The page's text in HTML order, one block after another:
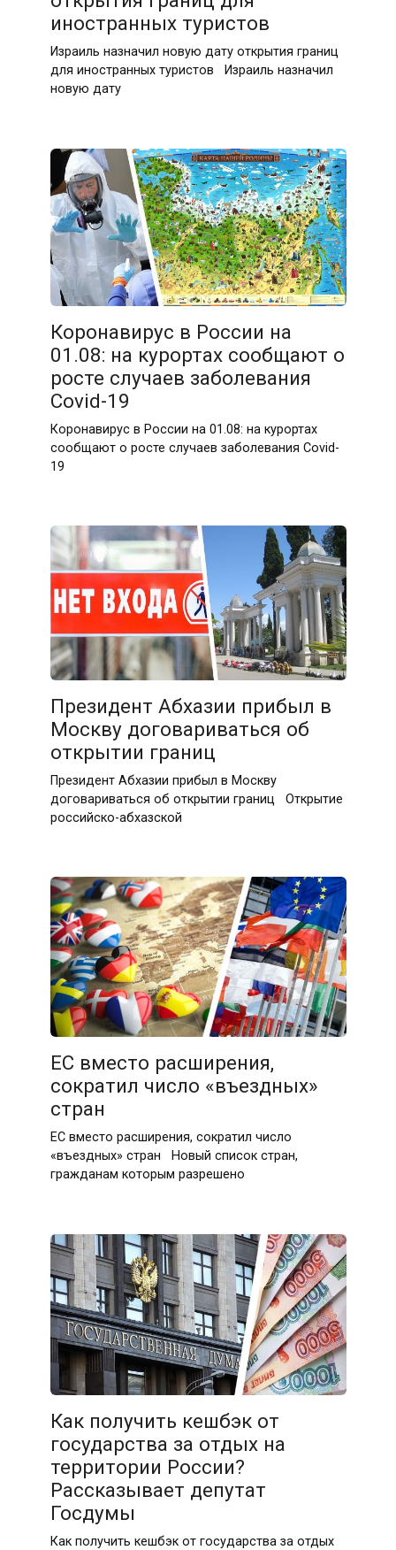
иностранных туристов
Израиль назначил новую дату открытия границ
для иностранных туристов Израиль назначил
новую дату
Коронавирус в России на
01.08: на курортах сообщают о
росте случаев заболевания
Covid-19
Коронавирус в России на 01.08: на курортах
сообщают о росте случаев заболевания Covid-
19
Президент Абхазии прибыл в
Москву договариваться об
открытии границ
Президент Абхазии прибыл в Москву
договариваться об открытии границ Открытие
российско-абхазской
ЕС вместо расширения,
сократил число «въездных»
стран
ЕС вместо расширения, сократил число
«въездных» стран Новый список стран,
гражданам которым разрешено
Как получить кешбэк от
государства за отдых на
территории России?
Рассказывает депутат
Госдумы
Как получить кешбэк от государства за отдых